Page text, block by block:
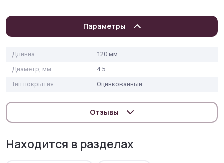
Параметры
Длинна
120 мм
Диаметр, мм
4.5
Тип покрытия
Оцинкованный
Отзывы
Находится в разделах